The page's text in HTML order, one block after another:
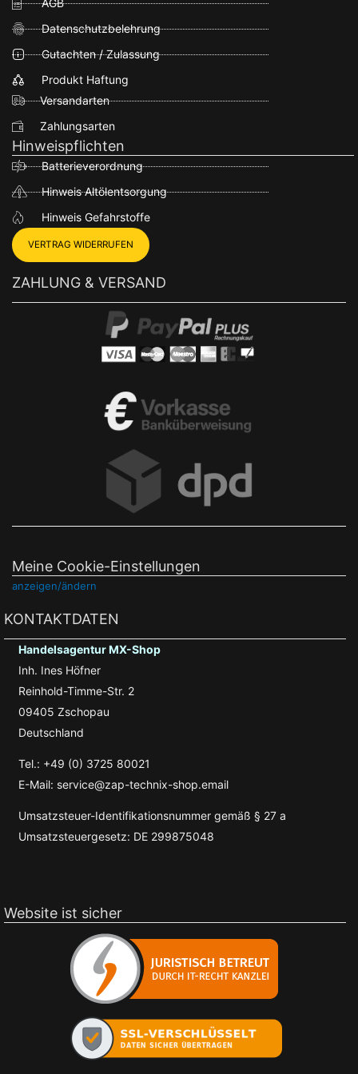
AGB
Datenschutzbelehrung
Gutachten / Zulassung
Produkt Haftung
Versandarten
Zahlungsarten
Hinweispflichten
Batterieverordnung
Hinweis Altölentsorgung
Hinweis Gefahrstoffe
VERTRAG WIDERRUFEN
ZAHLUNG & VERSAND
Meine Cookie-Einstellungen
anzeigen/ändern
KONTAKTDATEN
Handelsagentur MX-Shop
Inh. Ines Höfner
Reinhold-Timme-Str. 2
09405 Zschopau
Deutschland
Tel.: +49 (0) 3725 80021
E-Mail: service@zap-technix-shop.email
Umsatzsteuer-Identifikationsnummer gemäß § 27 a
Umsatzsteuergesetz: DE 299875048
Website ist sicher